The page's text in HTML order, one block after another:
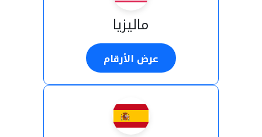
ماليزيا
عرض الأرقام